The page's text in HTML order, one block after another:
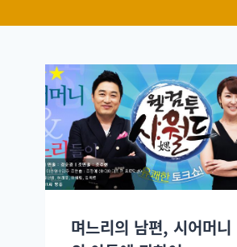
며느리의 남편, 시어머니